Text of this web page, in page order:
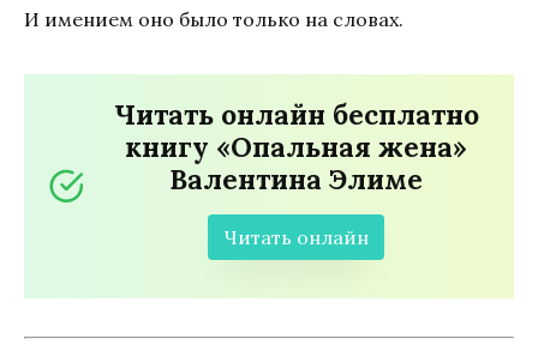
И имением оно было только на словах.
Читать онлайн бесплатно
книгу «Опальная жена»
Валентина Элиме
Читать онлайн